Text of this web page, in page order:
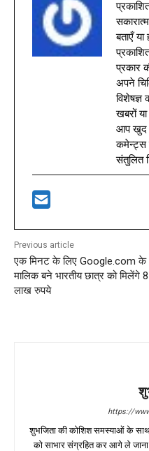
बताएँ
प्रकार
अपने
खबरों
आप खुद
कमेन्ट्स
संतुलित
Previous article
एक मिनट के लिए Google.com के
मालिक बने भारतीय छात्र को मिलेंगे 8
लाख रुपये
https://
शुभजिता की कोशिश समस्याओं के
को साभार संग्रहित कर आगे ले